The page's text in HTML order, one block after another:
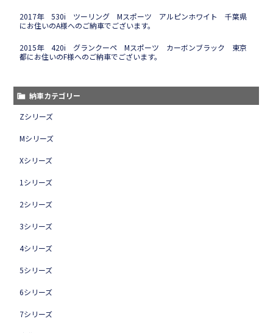
2017年 530i ツーリング Mスポーツ アルピンホワイト 千葉県
にお住いのA様へのご納車でございます。
2015年 420i グランクーペ Mスポーツ カーボンブラック 東京
都にお住いのF様へのご納車でございます。
納車カテゴリー
Zシリーズ
Mシリーズ
Xシリーズ
1シリーズ
2シリーズ
3シリーズ
4シリーズ
5シリーズ
6シリーズ
7シリーズ